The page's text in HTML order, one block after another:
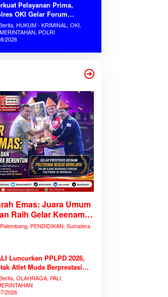
Pelayanan Prima,
OKI Gelar Forum
Publik Mandiri Serap
Masyarakat
HUKUM - KRIMINAL, OKI,
POLRI
2026
Emas: Juara Umum
Raih Gelar Keenam
PENDIDIKAN, Sumatera
Luncurkan PPLPD 2026,
Atlet Muda Berprestasi
Mengorbankan
OLAHRAGA, PALI,
2026